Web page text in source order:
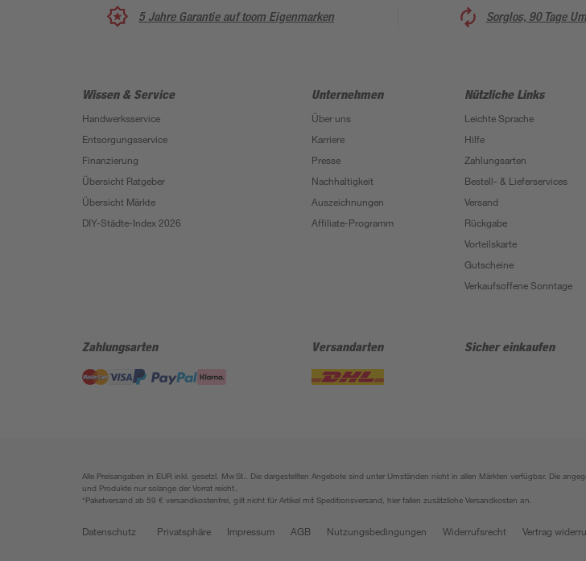
5 Jahre Garantie auf toom Eigenmarken Sorglos, 90 Tage
Wissen & Service
Handwerksservice
Entsorgungsservice
Finanzierung
Übersicht Ratgeber
Übersicht Märkte
DIY-Städte-Index 2026
Unternehmen
Über uns
Karriere
Presse
Nachhaltigkeit
Auszeichnungen
Affiliate-Programm
Nützliche Links
Leichte Sprache
Hilfe
Zahlungsarten
Bestell- & Lieferservices
Versand
Rückgabe
Vorteilskarte
Gutscheine
Verkaufsoffene Sonntage
Zahlungsarten Versandarten Sicher einkaufen
Alle Preisangaben in EUR inkl. gesetzl. MwSt.. Die dargestellten Angebote sind unter Umständen nicht in allen Märkten verfügbar. Die
und Produkte nur solange der Vorrat reicht.
*Paketversand ab 59 € versandkostenfrei, gilt nicht für Artikel mit Speditionsversand, hier fallen zusätzliche Versandkosten an.
Datenschutz Privatsphäre Impressum AGB Nutzungsbedingungen Widerrufsrecht Vertrag